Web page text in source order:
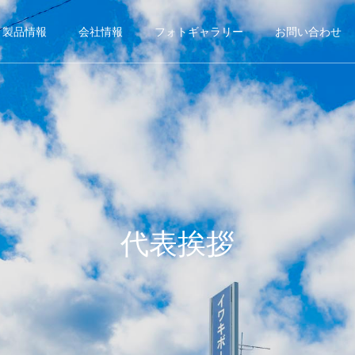
製品情報 会社情報 フォトギャラリー お問い合わせ
代表挨拶